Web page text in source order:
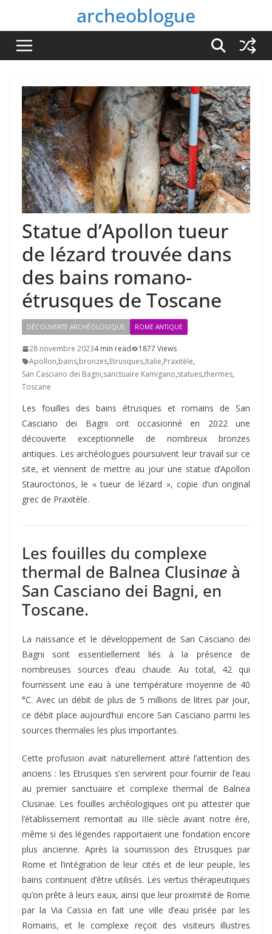
contenu
archeoblogue
Statue d’Apollon tueur
de lézard trouvée dans
des bains romano-
étrusques de Toscane
DÉCOUVERTE ARCHÉOLOGIQUE ROME ANTIQUE
28 novembre 20234 min read
1877 Views
Apollon,bains,bronzes,Etrusques,Italie,Praxitèle,
San Casciano dei Bagni,sanctuaire Kamigano,statues,thermes,
Toscane
Les fouilles des bains étrusques et romains de San
Casciano dei Bagni ont occasionné en 2022 une
découverte exceptionnelle de nombreux bronzes
antiques. Les archéologues poursuivent leur travail sur ce
site, et viennent de mettre au jour une statue d’Apollon
Stauroctonos, le « tueur de lézard », copie d’un original
grec de Praxitèle.
Les fouilles du complexe
thermal de Balnea Clusinae à
San Casciano dei Bagni, en
Toscane.
La naissance et le développement de San Casciano dei
Bagni sont essentiellement liés à la présence de
nombreuses sources d’eau chaude. Au total, 42 qui
fournissent une eau à une température moyenne de 40
°C. Avec un débit de plus de 5 millions de litres par jour,
ce débit place aujourd’hui encore San Casciano parmi les
sources thermales les plus importantes.
Cette profusion avait naturellement attiré l’attention des
anciens : les Etrusques s’en servirent pour fournir de l’eau
au premier sanctuaire et complexe thermal de Balnea
Clusinae. Les fouilles archéologiques ont pu attester que
l’établissement remontait au IIIe siècle avant notre ère,
même si des légendes rapportaient une fondation encore
plus ancienne. Après la soumission des Etrusques par
Rome et l’intégration de leur cités et de leur peuple, les
bains continuent d’être utilisés. Les vertus thérapeutiques
qu’on prête à leurs eaux, ainsi que leur proximité de Rome
par la Via Cassia en fait une ville d’eau prisée par les
Romains, et le complexe reçoit des visiteurs illustres